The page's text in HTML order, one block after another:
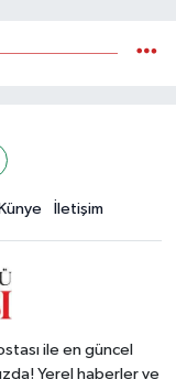
Künye İletişim
ile en güncel
Yerel haberler ve